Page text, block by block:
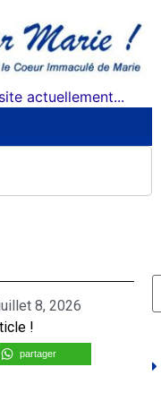
actuellement...
8, 2026
!
partager